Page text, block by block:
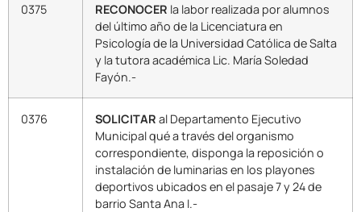
0375 RECONOCER la labor realizada por alumnos
del último año de la Licenciatura en
Psicología de la Universidad Católica de Salta
y la tutora académica Lic. María Soledad
Fayón.-
0376 SOLICITAR al Departamento Ejecutivo
Municipal qué a través del organismo
correspondiente, disponga la reposición o
instalación de luminarias en los playones
deportivos ubicados en el pasaje 7 y 24 de
barrio Santa Ana I.-